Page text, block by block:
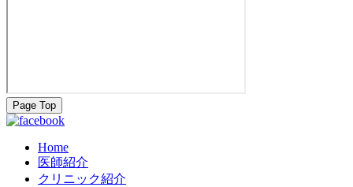
Page Top
Home
医師紹介
クリニック紹介